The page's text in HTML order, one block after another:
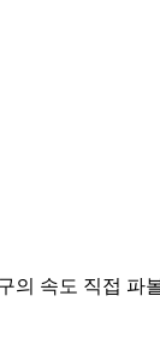
의 속도 직접 파